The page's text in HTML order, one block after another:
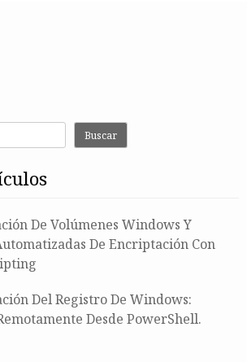
Buscar
De Volúmenes Windows Y
De Encriptación Con
Del Registro De Windows:
Desde PowerShell.